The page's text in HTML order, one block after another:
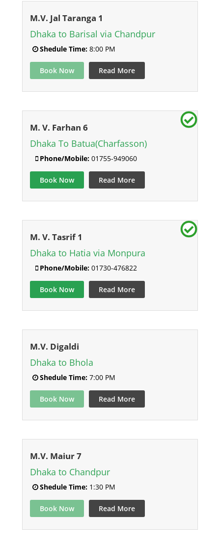
M.V. Jal Taranga 1
Dhaka to Barisal via Chandpur
Shedule Time:8:00 PM
Book Now Read More
M. V. Farhan 6
Dhaka To Batua(Charfasson)
Phone/Mobile:01755-949060
Book Now Read More
M. V. Tasrif 1
Dhaka to Hatia via Monpura
Phone/Mobile:01730-476822
Book Now Read More
M.V. Digaldi
Dhaka to Bhola
Shedule Time:7:00 PM
Book Now Read More
M.V. Maiur 7
Dhaka to Chandpur
Shedule Time:1:30 PM
Book Now Read More